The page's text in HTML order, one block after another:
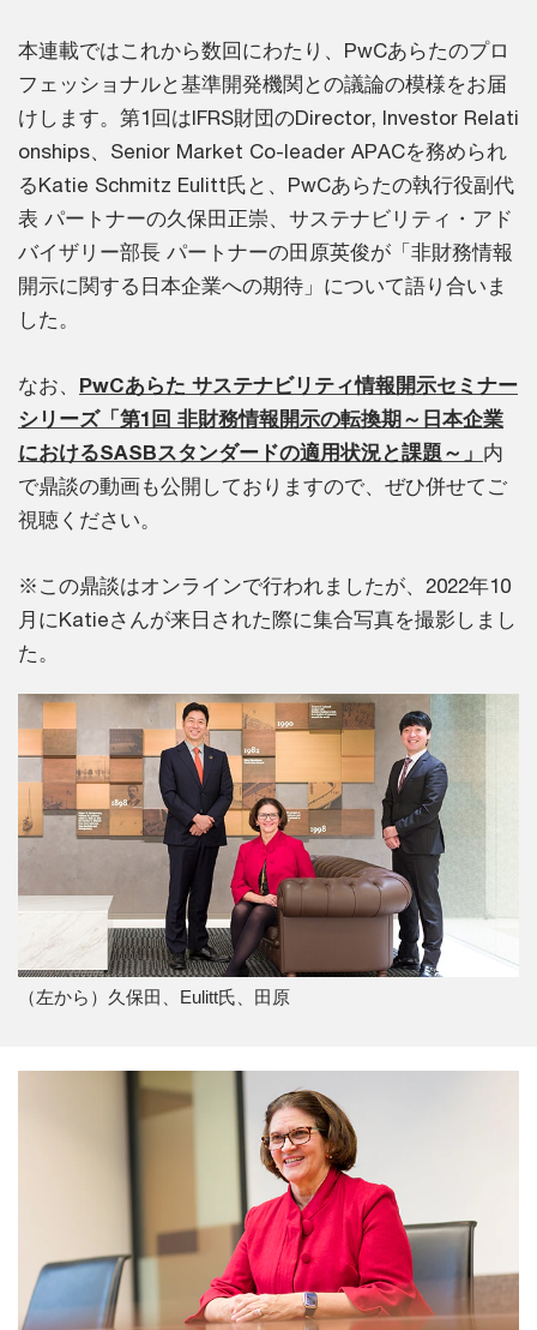
本連載ではこれから数回にわたり、PwCあらたのプロ
フェッショナルと基準開発機関との議論の模様をお届
けします。第1回はIFRS財団のDirector, Investor Relati
onships、Senior Market Co-leader APACを務められ
るKatie Schmitz Eulitt氏と、PwCあらたの執行役副代
表 パートナーの久保田正崇、サステナビリティ・アド
バイザリー部長 パートナーの田原英俊が「非財務情報
開示に関する日本企業への期待」について語り合いま
した。
なお、 PwCあらた サステナビリティ情報開示セミナー
シリーズ「第1回 非財務情報開示の転換期～日本企業
におけるSASBスタンダードの適用状況と課題～」 内
で鼎談の動画も公開しておりますので、ぜひ併せてご
視聴ください。
※この鼎談はオンラインで行われましたが、2022年10
月にKatieさんが来日された際に集合写真を撮影しまし
た。
（左から）久保田、Eulitt氏、田原